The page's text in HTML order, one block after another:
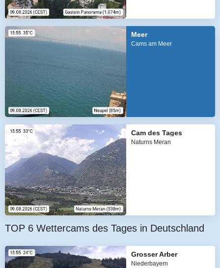
Meer
Cams am Meer
Cam des Tages
Naturns Meran
TOP 6 Wettercams des Tages in Deutschland
Grosser Arber
Niederbayern